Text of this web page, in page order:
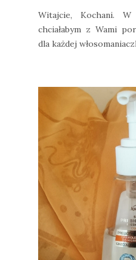
Witajcie, Kochani.
chciałabym z Wami
dla każdej